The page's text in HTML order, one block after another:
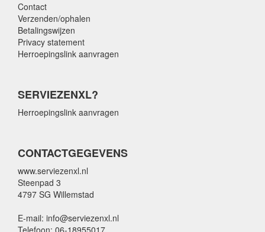
Contact
Verzenden/ophalen
Betalingswijzen
Privacy statement
Herroepingslink aanvragen
SERVIEZENXL?
Herroepingslink aanvragen
CONTACTGEGEVENS
www.serviezenxl.nl
Steenpad 3
4797 SG Willemstad
E-mail: info@serviezenxl.nl
Telefoon: 06-18955017